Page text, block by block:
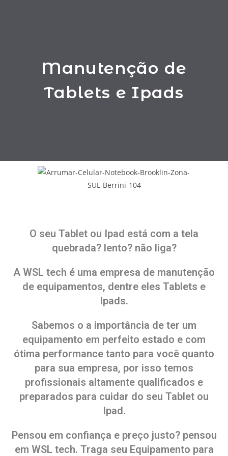
Manutenção de
Tablets e Ipads
O seu Tablet ou Ipad está com a tela
quebrada? lento? não liga?
A WSL tech é uma empresa de manutenção
de equipamentos, dentre eles Tablets e
Ipads.
Sabemos o a importância de ter um
equipamento em perfeito estado e com
ótima performance tanto para você quanto
para sua empresa, por isso temos
profissionais altamente qualificados e
preparados para cuidar do seu Tablet ou
Ipad.
Pensou em confiança e preço justo? pensou
em WSL tech. Traga seu Equipamento para